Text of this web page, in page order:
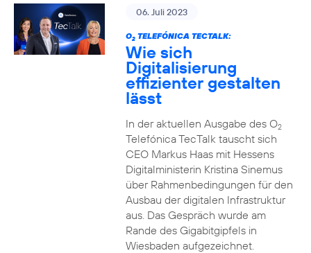
06. Juli 2023
O2TELEFÓNICA TECTALK:
Wie sich
Digitalisierung
effizienter gestalten
lässt
In der aktuellen Ausgabe des O2
Telefónica TecTalk tauscht sich
CEO Markus Haas mit Hessens
Digitalministerin Kristina Sinemus
über Rahmenbedingungen für den
Ausbau der digitalen Infrastruktur
aus. Das Gespräch wurde am
Rande des Gigabitgipfels in
Wiesbaden aufgezeichnet.